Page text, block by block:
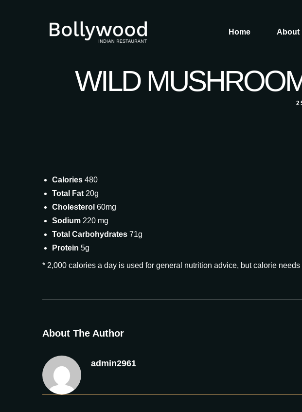
Home About
WILD
Calories 480
Total Fat 20g
Cholesterol 60mg
Sodium 220 mg
Total Carbohydrates 71g
Protein 5g
* 2,000 calories a day is used for general nutrition advice, but calorie needs
About The Author
admin2961